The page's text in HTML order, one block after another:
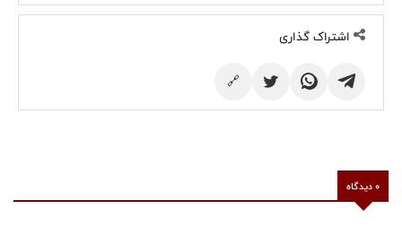
اشتراک گذاری
🔗
0 دیدگاه